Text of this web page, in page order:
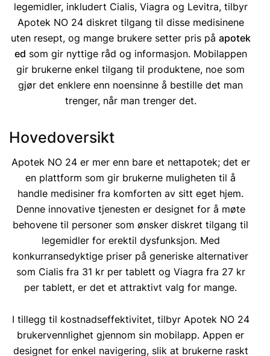
legemidler, inkludert Cialis, Viagra og Levitra, tilbyr
Apotek NO 24 diskret tilgang til disse medisinene
uten resept, og mange brukere setter pris på apotek
ed som gir nyttige råd og informasjon. Mobilappen
gir brukerne enkel tilgang til produktene, noe som
gjør det enklere enn noensinne å bestille det man
trenger, når man trenger det.
Hovedoversikt
Apotek NO 24 er mer enn bare et nettapotek; det er
en plattform som gir brukerne muligheten til å
handle medisiner fra komforten av sitt eget hjem.
Denne innovative tjenesten er designet for å møte
behovene til personer som ønsker diskret tilgang til
legemidler for erektil dysfunksjon. Med
konkurransedyktige priser på generiske alternativer
som Cialis fra 31 kr per tablett og Viagra fra 27 kr
per tablett, er det et attraktivt valg for mange.
I tillegg til kostnadseffektivitet, tilbyr Apotek NO 24
brukervennlighet gjennom sin mobilapp. Appen er
designet for enkel navigering, slik at brukerne raskt